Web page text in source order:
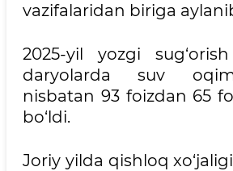
vazifalaridan biriga
2025-yil yozgi
daryolarda suv
nisbatan 93 foizdan 65
bo‘ldi.
Joriy yilda qishloq